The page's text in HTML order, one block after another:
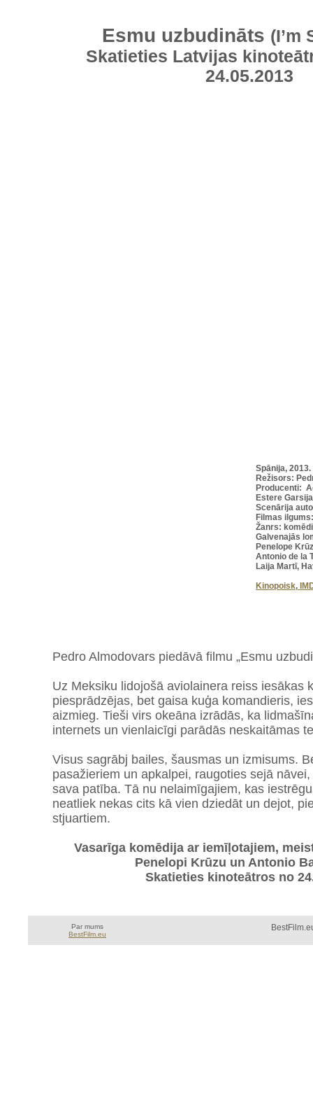
Esmu uzbudināts (I’m
Skatieties Latvijas
24.05.2013
Spānija,
Režisors:
Producenti:
Estere Garsija
Scenārija
Filmas
Žanrs:
Galvenajās
Penelope
Antonio de la
Laija Martī,
Kinopoisk,
Pedro Almodovars piedāvā filmu „Esmu
Uz Meksiku lidojošā aviolainera reiss iesākas
piesprādzējas, bet gaisa kuģa komandieris,
aizmieg. Tieši virs okeāna izrādās, ka
internets un vienlaicīgi parādās neskaitāmas
Visus sagrābj bailes, šausmas un izmisums.
pasažieriem un apkalpei, raugoties sejā
sava patība. Tā nu nelaimīgajiem, kas
neatliek nekas cits kā vien dziedāt un dejot,
stjuartiem.
Vasarīga komēdija ar iemīļotajiem,
Penelopi Krūzu un Antonio
Skatieties kinoteātros no
Par mums
BestFilm.eu